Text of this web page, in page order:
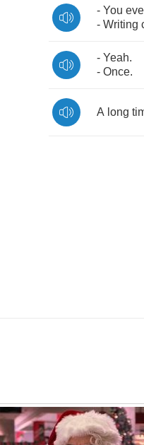
- You
- Writing
- Yeah.
- Once.
A long